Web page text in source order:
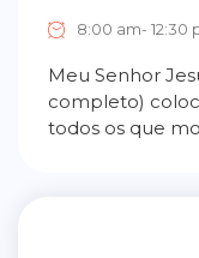
8:00 am- 12:30
Meu Senhor
completo)
todos os que